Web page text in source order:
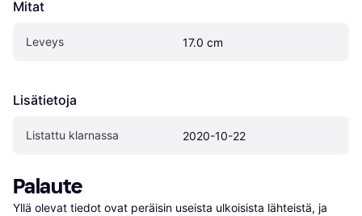
Mitat
Leveys 17.0 cm
Lisätietoja
Listattu klarnassa 2020-10-22
Palaute
Yllä olevat tiedot ovat peräisin useista ulkoisista lähteistä, ja